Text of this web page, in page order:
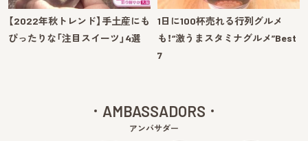
【2022年秋トレンド】手土産にも
ぴったりな「注目スイーツ」4選
1日に100杯売れる行列グルメ
も！“激うまスタミナグルメ”Best
7
AMBASSADORS
アンバサダー